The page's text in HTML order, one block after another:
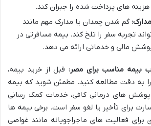
هزینه های پرداخت شده را جبران کند.
گم شدن چمدان یا مدارک مهم مانند
تجربه سفر را تلخ کند. بیمه مسافرتی در
پوشش مالی و خدماتی ارائه می دهد.
بیمه مناسب برای مصر:قبل از خرید بیمه،
به دقت مطالعه کنید. مطمئن شوید که بیمه
پوشش های درمانی کافی، خدمات کمک رسانی
برای تأخیر یا لغو سفر است. برخی بیمه ها
فعالیت های ماجراجویانه مانند غواصی